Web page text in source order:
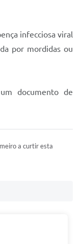
infecciosa viral
por mordidas ou
documento de
a curtir esta